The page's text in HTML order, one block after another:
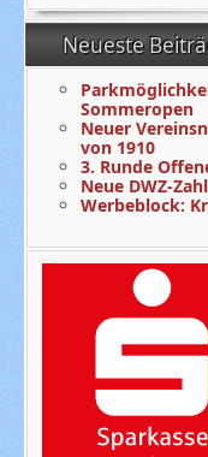
Neueste
Sommeropen
Neuer
von 1910
3. Runde
Neue DWZ-
Werbeblock: